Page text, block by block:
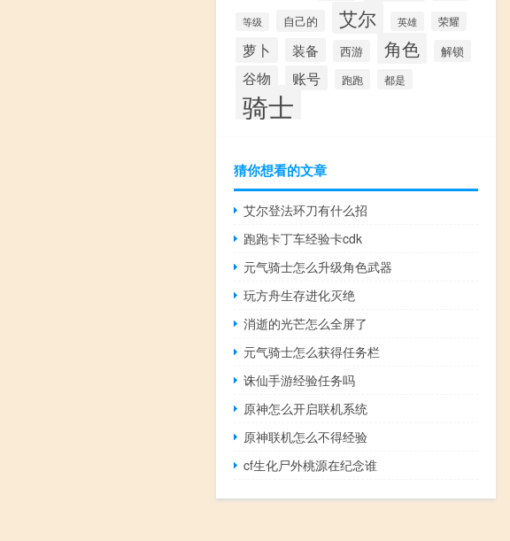
等级 自己的 艾尔 英雄 荣耀
萝卜 装备 西游 角色 解锁
谷物 账号 跑跑 都是
骑士
猜你想看的文章
艾尔登法环刀有什么招
跑跑卡丁车经验卡cdk
元气骑士怎么升级角色武器
玩方舟生存进化灭绝
消逝的光芒怎么全屏了
元气骑士怎么获得任务栏
诛仙手游经验任务吗
原神怎么开启联机系统
原神联机怎么不得经验
cf生化尸外桃源在纪念谁